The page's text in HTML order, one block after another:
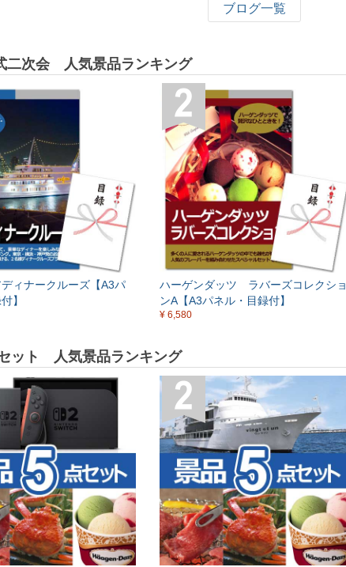
ブログ一覧
二次会 人気景品ランキング
ィナークルーズ【A3パ
】
ハーゲンダッツ ラバーズコレクショ
ンA【A3パネル・目録付】
¥ 6,580
ット 人気景品ランキング